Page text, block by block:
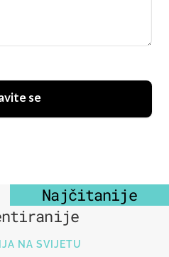
se
Najčitanije
NA SVIJETU